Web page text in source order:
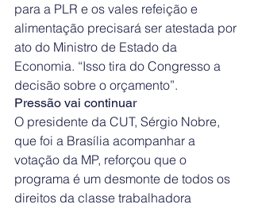
para a PLR e os vales refeição e
alimentação precisará ser atestada por
ato do Ministro de Estado da
Economia. “Isso tira do Congresso a
decisão sobre o orçamento”.
Pressão vai continuar
O presidente da CUT, Sérgio Nobre,
que foi a Brasília acompanhar a
votação da MP, reforçou que o
programa é um desmonte de todos os
direitos da classe trabalhadora